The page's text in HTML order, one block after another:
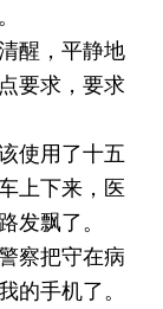
醒，平静地
要求，要求
使用了十五
上下来，医
发飘了。
察把守在病
的手机了。